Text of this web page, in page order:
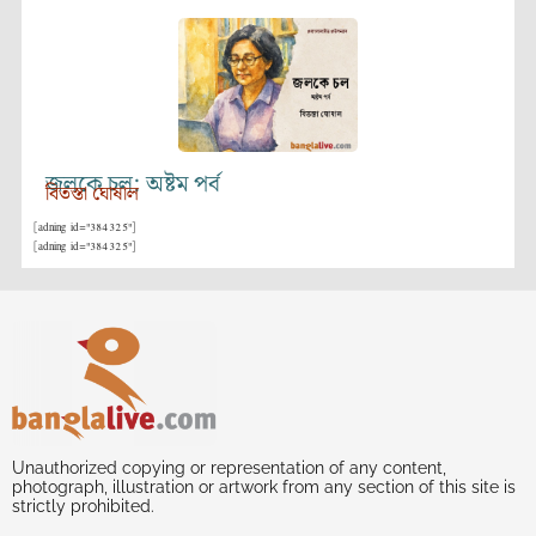
জলকে চল: অষ্টম পর্ব
বিতস্তা ঘোষাল
[adning id="384325"]
[adning id="384325"]
Unauthorized copying or representation of any content,
photograph, illustration or artwork from any section of this site is
strictly prohibited.